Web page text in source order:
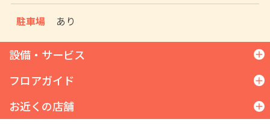
駐車場 あり
設備・サービス
フロアガイド
1F
野菜／果物／鮮魚／精肉／そうざい／乳製品
お近くの店舗